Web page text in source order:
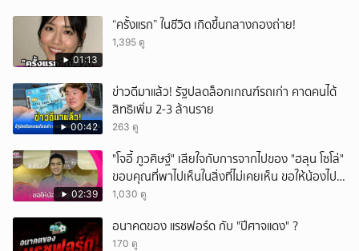
01:13
“ครั้งแรก” ในชีวิต เกิดขึ้นกลางกองถ่าย!
1,395 ดู
00:42
ข่าวดีมาแล้ว! รัฐปลดล็อกเกณฑ์รถเก่า คาดคนได้
สิทธิเพิ่ม 2-3 ล้านราย
263 ดู
02:39
"โจอี้ ภูวศิษฐ์" เสียใจกับการจากไปของ "ฮลุน โซโล่"
ขอบคุณที่พาไปเห็นในสิ่งที่ไม่เคยเห็น ขอให้น้องไปสู่
สุคติ
1,030 ดู
อนาคตของ แรชฟอร์ด กับ "ปีศาจแดง" ?
170 ดู